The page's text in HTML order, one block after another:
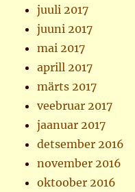
juuli 2017
juuni 2017
mai 2017
aprill 2017
märts 2017
veebruar 2017
jaanuar 2017
detsember 2016
november 2016
oktoober 2016